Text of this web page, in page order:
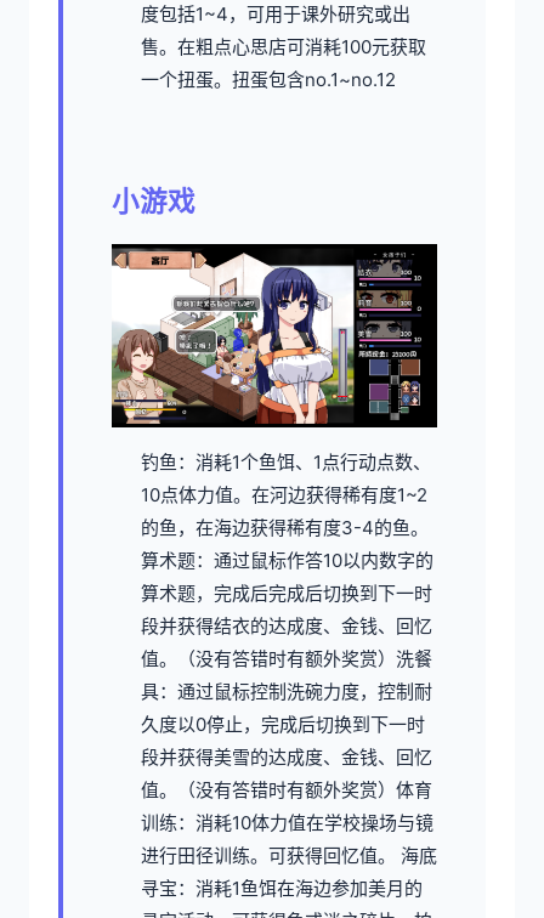
度包括1~4，可用于课外研究或出
售。 在粗点心思店可消耗100元获取
一个扭蛋。扭蛋包含no.1~no.12
小游戏
钓鱼：消耗1个鱼饵、1点行动点数、
10点体力值。在河边获得稀有度1~2
的鱼，在海边获得稀有度3-4的鱼。
算术题：通过鼠标作答10以内数字的
算术题，完成后完成后切换到下一时
段并获得结衣的达成度、金钱、回忆
值。（没有答错时有额外奖赏） 洗餐
具：通过鼠标控制洗碗力度，控制耐
久度以0停止，完成后切换到下一时
段并获得美雪的达成度、金钱、回忆
值。（没有答错时有额外奖赏） 体育
训练：消耗10体力值在学校操场与镜
进行田径训练。可获得回忆值。
海底
寻宝：消耗1鱼饵在海边参加美月的